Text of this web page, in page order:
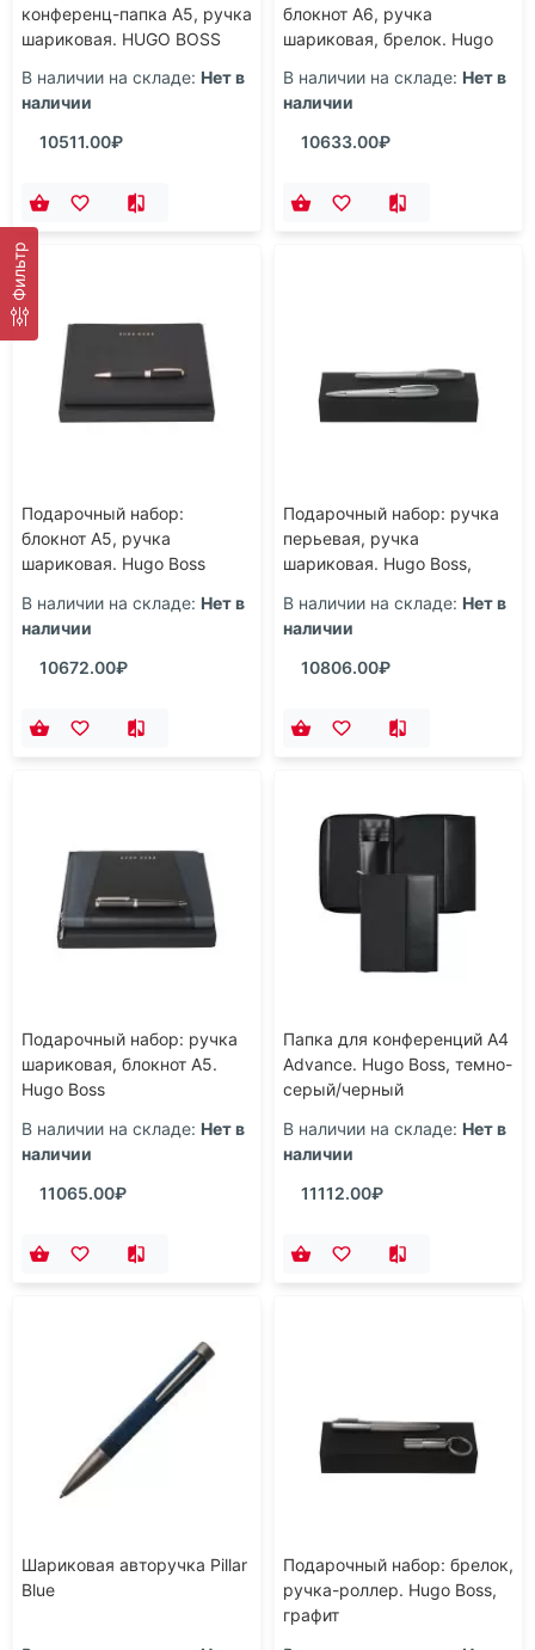
Фильтр
конференц-папка А5, ручка
шариковая. HUGO BOSS
В наличии на складе: Нет в
наличии
10511.00₽
блокнот А6, ручка
шариковая, брелок. Hugo
В наличии на складе: Нет в
наличии
10633.00₽
Подарочный набор:
блокнот А5, ручка
шариковая. Hugo Boss
В наличии на складе: Нет в
наличии
10672.00₽
Подарочный набор: ручка
перьевая, ручка
шариковая. Hugo Boss,
В наличии на складе: Нет в
наличии
10806.00₽
Подарочный набор: ручка
шариковая, блокнот А5.
Hugo Boss
В наличии на складе: Нет в
наличии
11065.00₽
Папка для конференций А4
Advance. Hugo Boss, темно-
серый/черный
В наличии на складе: Нет в
наличии
11112.00₽
Шариковая авторучка Pillar
Blue
Подарочный набор: брелок,
ручка-роллер. Hugo Boss,
графит